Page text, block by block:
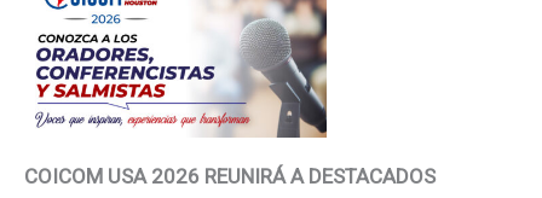
COICOM USA 2026 REUNIRÁ A DESTACADOS